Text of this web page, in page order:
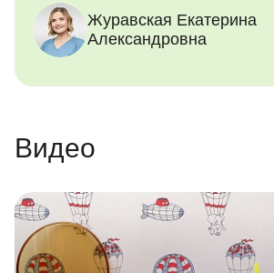
гигиене полости рта.
Журавская Екатерина
Александровна
Видео